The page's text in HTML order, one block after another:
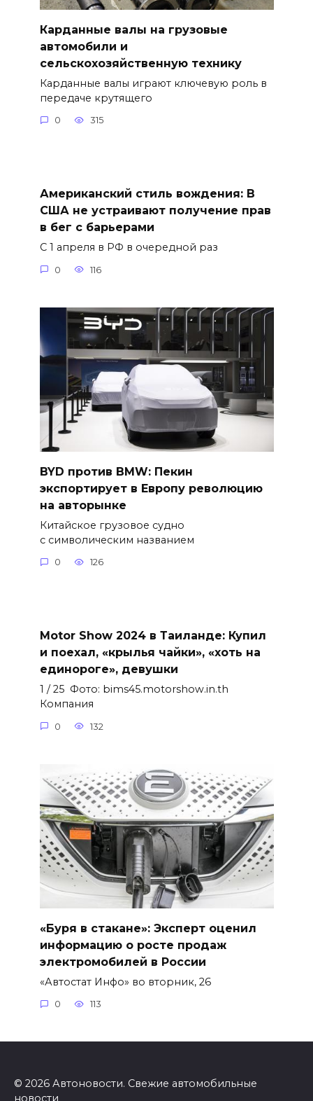
Карданные валы на грузовые
автомобили и
сельскохозяйственную технику
Карданные валы играют ключевую роль в
передаче крутящего
0 315
Американский стиль вождения: В
США не устраивают получение прав
в бег с барьерами
С 1 апреля в РФ в очередной раз
0 116
BYD против BMW: Пекин
экспортирует в Европу революцию
на авторынке
Китайское грузовое судно
с символическим названием
0 126
Motor Show 2024 в Таиланде: Купил
и поехал, «крылья чайки», «хоть на
единороге», девушки
1 / 25 Фото: bims45.motorshow.in.th
Компания
0 132
«Буря в стакане»: Эксперт оценил
информацию о росте продаж
электромобилей в России
«Автостат Инфо» во вторник, 26
0 113
© 2026 Автоновости. Свежие автомобильные
новости